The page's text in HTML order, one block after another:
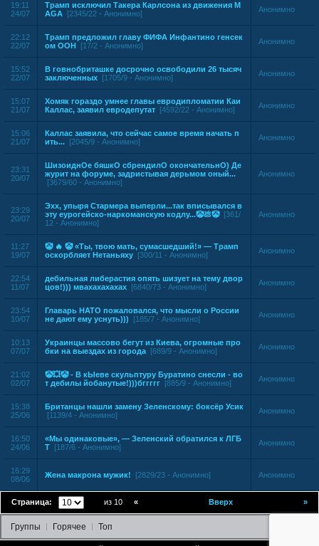
19:11
24/07
Трамп исключил Такера Карлсона из движения M
AGA [2345/22 - Анонимно] Анонимно
22:12
22/07
Трамп предложил главу ФИФА Инфантино генсек
ом ООН [17/2 - Анонимно] Анонимно
15:52
22/07
В говнобриташке досрочно освободили 26 тысяч
заключенных [1705/9 - Анонимно] Анонимно
15:07
21/07
Хомяк гораздо умнее главы евродипломатии Каи
Каллас, заявил евродепутат [4592/22 - Анонимно] Анонимно
15:06
21/07
Каллас заявила, что сейчас самое время начать п
ить... [2045/9 - Анонимно] Анонимно
23:31
20/07
ШизоиднОе бяшкО сбрендилО окончательнО) Де
журит на форуме, задристывая дерьмом оный...
[3679/60 - Анонимно]
Анонимно
23:29
20/07
Эхх, упыря Стармера выперли...так вписывался в
эту еурогейско-наркоманскую кодлу...🤡💩🤡[361/
12 - Анонимно]
Анонимно
11:27
19/07
🤡 🔥 🤡 «Ты, твою мать, сумасшедший!» — Трамп
оскорбляет Нетаньяху [300/11 - Анонимно] Анонимно
22:54
11/07
дебильная либерастия опять шизует на тему двор
цов!))) мвахахахахах [6840/73 - Анонимно] Анонимно
23:54
10/07
Главарь НАТО пожаловался, что мысли о России
не дают ему уснуть))) [185/7 - Анонимно] Анонимно
10:13
07/07
Украинцы массово бегут из Киева, огромные про
бки на выездах из города [689/9 - Анонимно] Анонимно
21:02
02/07
🤡💥🤡 - В кЫеве скульптуру Буратино снесли - во
т дебилы йобанутые!)))бггггг [885/9 - Анонимно] Анонимно
15:38
25/06
Британцы нашли замену Зеленскому: боксёр Усик
[1139/4 - Анонимно]
Анонимно
16:50
24/06
«Мы одинаковые», — Зеленский обратился к ЛГБ
Т [187/6 - Анонимно] Анонимно
16:29
08/06
Жена макрона мужик! [2829/23 - Анонимно] Анонимно
Страница: из 10 »
« Вверх
Группы Горячее Топ